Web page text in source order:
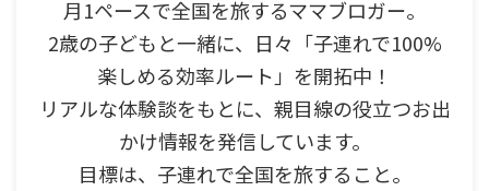
月1ペースで全国を旅するママブロガー。
2歳の子どもと一緒に、日々「子連れで100%
楽しめる効率ルート」を開拓中！
リアルな体験談をもとに、親目線の役立つお出
かけ情報を発信しています。
目標は、子連れで全国を旅すること。